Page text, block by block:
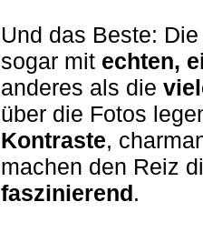
Und das Beste:
sogar mit echten,
anderes als die
über die Fotos
Kontraste,
machen den Reiz
faszinierend.